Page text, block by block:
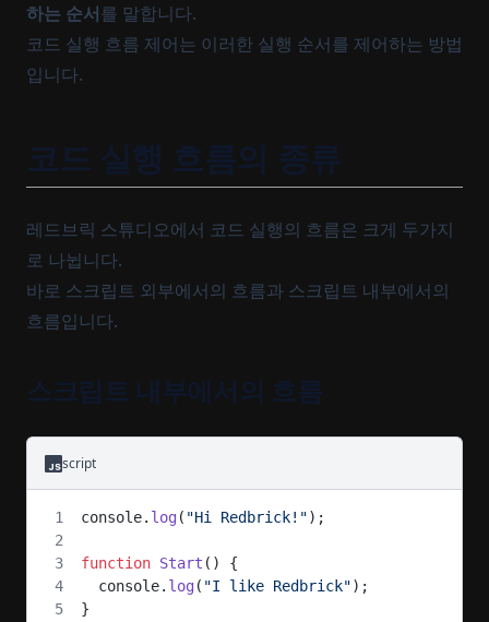
하는 순서를 말합니다.
코드 실행 흐름 제어는 이러한 실행 순서를 제어하는 방법
입니다.
코드 실행 흐름의 종류
레드브릭 스튜디오에서 코드 실행의 흐름은 크게 두가지
로 나뉩니다.
바로 스크립트 외부에서의 흐름과 스크립트 내부에서의
흐름입니다.
스크립트 내부에서의 흐름
script
console. log( "Hi Redbrick!");
function Start () {
  console.
log( "I like Redbrick");
}